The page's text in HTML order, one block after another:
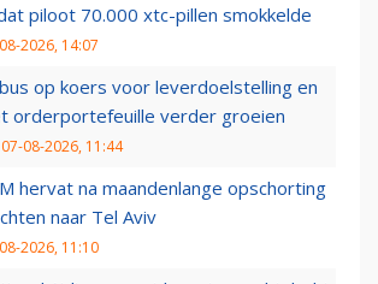
piloot 70.000 xtc-pillen smokkelde
2026, 14:07
op koers voor leverdoelstelling en
orderportefeuille verder groeien
07-08-2026, 11:44
hervat na maandenlange opschorting
naar Tel Aviv
2026, 11:10